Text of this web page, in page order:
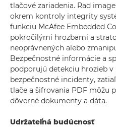
tlačové zariadenia. Rad
okrem kontroly integrity
funkciu McAfee Embedded
pokročilými hrozbami a
neoprávnených alebo
Bezpečnostné informácie a
podporujú detekciu hrozieb v
bezpečnostné incidenty,
tlače a šifrovania PDF môžu
dôverné dokumenty a dáta.
Udržateľná budúcnosť